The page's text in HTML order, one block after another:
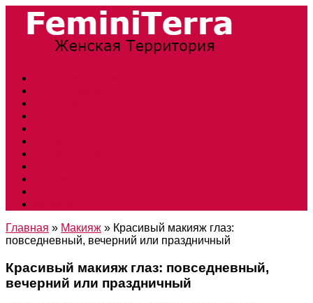
Главная » Макияж » Красивый макияж глаз:
повседневный, вечерний или праздничный
Красивый макияж глаз: повседневный,
вечерний или праздничный